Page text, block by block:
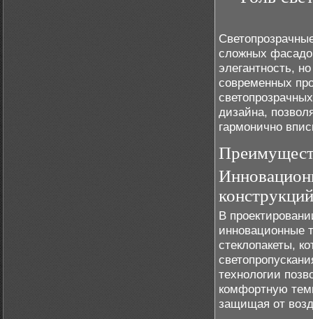
сложных
элегантность,
современных
дизайна,
гармонично
конструкций
В
инновационные
стеклопакеты,
технологии
комфортную
защищая от